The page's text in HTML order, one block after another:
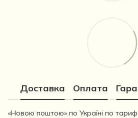
Доставка Оплата
«Новою поштою» по Україні по